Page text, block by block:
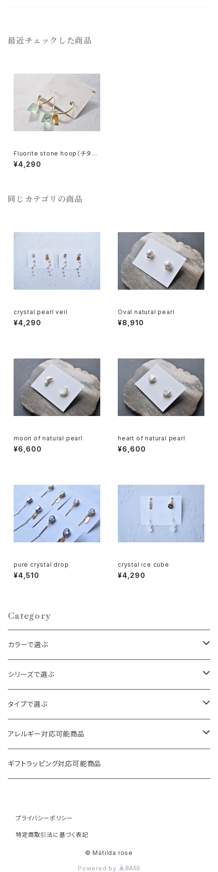
最近チェックした商品
Fluorite stone hoop（チタン
不可）
¥4,290
同じカテゴリの商品
crystal pearl veil
¥4,290
Oval natural pearl
¥8,910
moon of natural pearl
¥6,600
heart of natural pearl
¥6,600
pure crystal drop
¥4,510
crystal ice cube
¥4,290
Category
カラーで選ぶ
ゴールド
シルバー
クリア
その他
シリーズで選ぶ
パール・ビーズ
天然石・スワロフスキー
フラワー・ハート
月・星
タイプで選ぶ
ロング
ボリューム
華奢
アレルギー対応可能商品
ピアス
ギフトラッピング対応可能商品
プライバシーポリシー
特定商取引法に基づく表記
© Matilda rose
Powered by